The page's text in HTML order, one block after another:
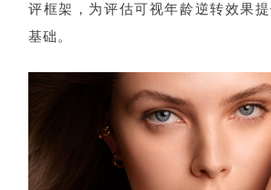
评框架，为评估可视年龄逆转效果
基础。